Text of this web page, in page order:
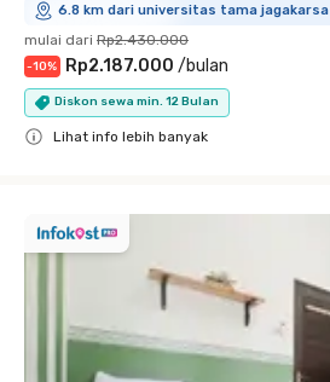
6.8 km dari universitas tama jagakarsa
mulai dari Rp2.430.000
-10% Rp2.187.000 /bulan
Diskon sewa min. 12 Bulan
Lihat info lebih banyak